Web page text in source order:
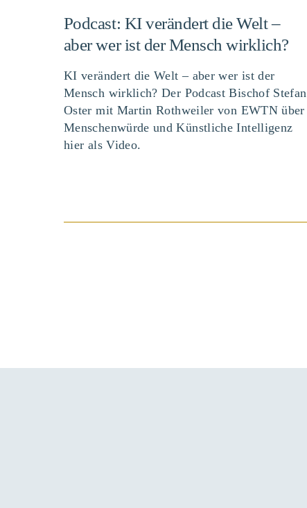
Podcast: KI verändert die Welt –
aber wer ist der Mensch wirklich?
KI verändert die Welt – aber wer ist der
Mensch wirklich? Der Podcast Bischof Stefan
Oster mit Martin Rothweiler von EWTN über
Menschenwürde und Künstliche Intelligenz
hier als Video.